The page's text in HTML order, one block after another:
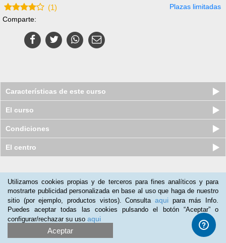
(1)
Plazas limitadas
Comparte:
Características de este curso
El curso
Condiciones
El centro
Armando(20-01-2018)
El curso es bueno, los archivos con recetas es bueno y en la
práctica es delicioso
Utilizamos cookies propias y de terceros para fines analíticos y para
mostrarte publicidad personalizada en base al uso que haga de nuestro
sitio (por ejemplo, productos vistos). Consulta aqui para más Info.
Puedes aceptar todas las cookies pulsando el botón “Aceptar” o
configurar/rechazar su uso aqui
Aceptar